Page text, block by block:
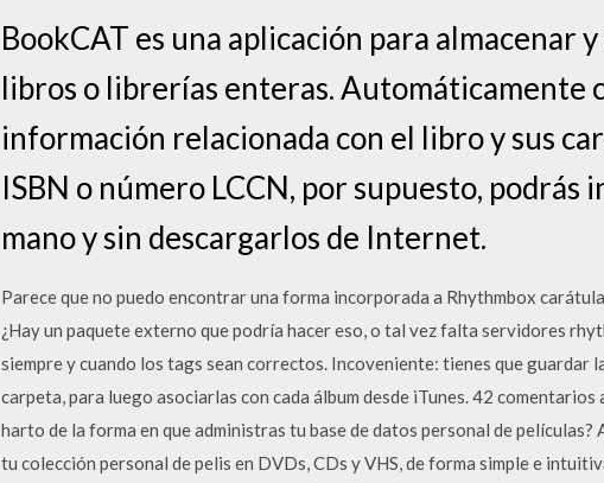
BookCAT es una aplicación para almacenar
libros o librerías enteras. Automáticamente
información relacionada con el libro y sus
ISBN o número LCCN, por supuesto,
mano y sin descargarlos de Internet.
Parece que no puedo encontrar una forma incorporada a Rhythmbox
¿Hay un paquete externo que podría hacer eso, o tal vez falta servidores
siempre y cuando los tags sean correctos. Incoveniente: tienes que guardar
carpeta, para luego asociarlas con cada álbum desde iTunes. 42
harto de la forma en que administras tu base de datos personal de
tu colección personal de pelis en DVDs, CDs y VHS, de forma simple e